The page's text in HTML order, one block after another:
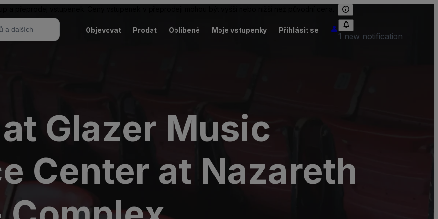
Objevovat Prodat Oblíbené Moje vstupenky Přihlásit se
1 new notification
Glazer Music
Center at Nazareth